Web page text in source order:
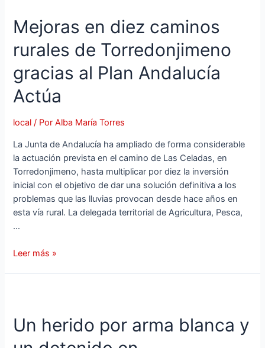
Mejoras en diez caminos
rurales de Torredonjimeno
gracias al Plan Andalucía
Actúa
local / PorAlba María Torres
La Junta de Andalucía ha ampliado de forma considerable
la actuación prevista en el camino de Las Celadas, en
Torredonjimeno, hasta multiplicar por diez la inversión
inicial con el objetivo de dar una solución definitiva a los
problemas que las lluvias provocan desde hace años en
esta vía rural. La delegada territorial de Agricultura, Pesca,
…
Leer más »
Un herido por arma blanca y